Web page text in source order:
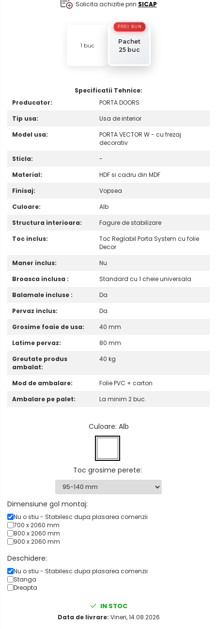
Solicita achizitie prin SICAP
1 buc
Pachet
25 buc
PREȚ BUN
Specificatii Tehnice:
Producator:
PORTA DOORS
Tip usa:
Usa de interior
Model usa:
PORTA VECTOR W - cu frezaj
decorativ
Sticla:
-
Material:
HDF si cadru din MDF
Finisaj:
Vopsea
Culoare:
Alb
Structura interioara:
Fagure de stabilizare
Toc inclus:
Toc Reglabil Porta System cu folie
Decor
Maner inclus:
Nu
Broasca inclusa :
Standard cu 1 cheie universala
Balamale incluse :
Da
Pervaz inclus:
Da
Grosime foaie de usa:
40 mm
Latime pervaz:
80 mm
Greutate produs
ambalat:
40 kg
Mod de ambalare:
Folie PVC + carton
Ambalare pe palet:
La minim 2 buc.
Culoare: Alb
Toc grosime perete:
Dimensiune gol montaj:
Nu o stiu - Stabilesc dupa plasarea comenzii
700 x 2060 mm
800 x 2060 mm
900 x 2060 mm
Deschidere:
Nu o stiu - Stabilesc dupa plasarea comenzii
Stanga
Dreapta
IN STOC
Data de livrare: Vineri, 14.08.2026